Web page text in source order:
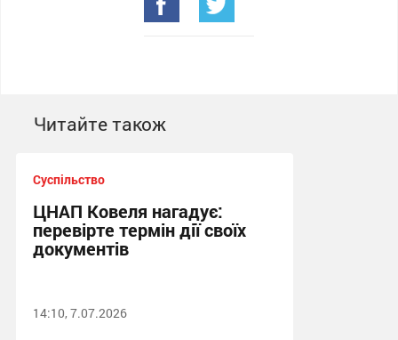
Читайте також
Суспільство
ЦНАП Ковеля нагадує:
перевірте термін дії своїх
документів
14:10, 7.07.2026